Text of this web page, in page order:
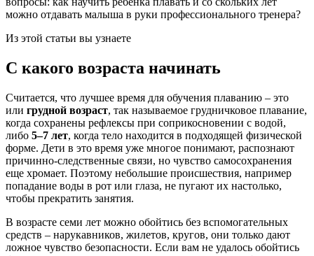
можно отдавать малыша в руки профессионального тренера?
Из этой статьи вы узнаете
С какого возраста начинать
Считается, что лучшее время для обучения плаванию – это
или грудной возраст, так называемое грудничковое плавание,
когда сохранены рефлексы при соприкосновении с водой,
либо 5–7 лет, когда тело находится в подходящей физической
форме. Дети в это время уже многое понимают, распознают
причинно-следственные связи, но чувство самосохранения
еще хромает. Поэтому небольшие происшествия, например
попадание воды в рот или глаза, не пугают их настолько,
чтобы прекратить занятия.
В возрасте семи лет можно обойтись без вспомогательных
средств – нарукавников, жилетов, кругов, они только дают
ложное чувство безопасности. Если вам не удалось обойтись